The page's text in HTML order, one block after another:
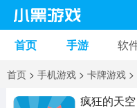
手机游戏
首页 手游 软
首页 > 手机游戏 > 卡牌游戏
疯狂的天空